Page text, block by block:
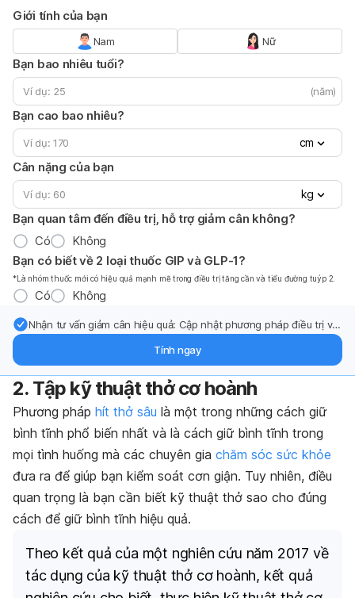
Giới tính của bạn
Nam Nữ
Bạn bao nhiêu tuổi?
(năm)
Bạn cao bao nhiêu?
cm
Cân nặng của bạn
kg
Bạn quan tâm đến điều trị, hỗ trợ giảm cân không?
Có
Không
Bạn có biết về 2 loại thuốc GIP và GLP-1?
*Là nhóm thuốc mới có hiệu quả mạnh mẽ trong điều trị tăng cần và tiểu đường tuýp 2.
Có Không
Nhận tư vấn giảm cân hiệu quả: Cập nhật phương pháp điều trị và
Tính ngay
2. Tập kỹ thuật thở cơ hoành
Phương pháp hít thở sâu là một trong những cách giữ
bình tĩnh phổ biến nhất và là cách giữ bình tĩnh trong
mọi tình huống mà các chuyên gia chăm sóc sức khỏe
đưa ra để giúp bạn kiểm soát cơn giận. Tuy nhiên, điều
quan trọng là bạn cần biết kỹ thuật thở sao cho đúng
cách để giữ bình tĩnh hiệu quả.
Theo kết quả của một nghiên cứu năm 2017 về
tác dụng của kỹ thuật thở cơ hoành, kết quả